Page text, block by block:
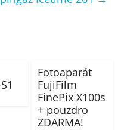
Fotoaparát
FujiFilm
FinePix X100s
+ pouzdro
ZDARMA!